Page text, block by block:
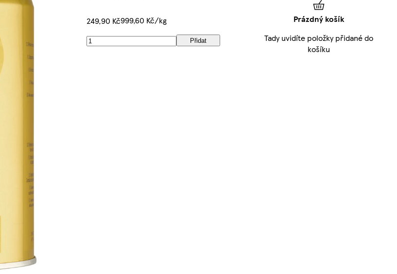
249,90 Kč999,60 Kč/kg
Přidat
Prázdný košík
Tady uvidíte položky přidané do
košíku